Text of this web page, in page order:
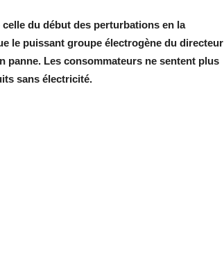
du début des perturbations en la
le puissant groupe électrogène du directeur
panne. Les consommateurs ne sentent plus
sans électricité.